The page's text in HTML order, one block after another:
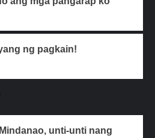
ng pagkain!
unti-unti nang